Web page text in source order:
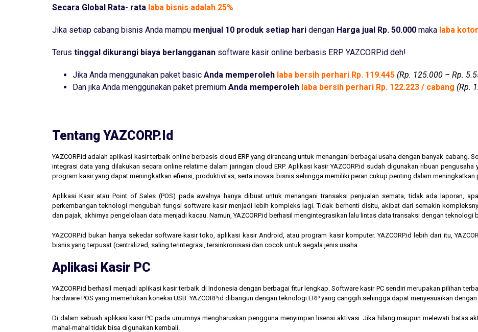
Secara Global Rata- rata laba bisnis adalah 25%
Jika setiap cabang bisnis Anda mampu menjual 10 produk setiap hari dengan Harga jual Rp. 50.000 maka laba
Terus tinggal dikurangi biaya berlangganan software kasir online berbasis ERP YAZCORP.id deh!
Jika Anda menggunakan paket basic Anda memperoleh laba bersih perhari Rp. 119.445 (Rp. 125.000 – Rp.
Dan jika Anda menggunakan paket premium Anda memperoleh laba bersih perhari Rp. 122.223 / cabang (Rp.
Tentang YAZCORP.id
YAZCORP.id adalah aplikasi kasir terbaik online berbasis cloud ERP yang dirancang untuk menangani berbagai usaha dengan banyak cabang.
integrasi data yang dilakukan secara online relatime dalam jaringan cloud ERP. Aplikasi kasir YAZCORP.id sudah digunakan ribuan pengusaha
program kasir yang dapat meningkatkan efiensi, produktivitas, serta inovasi bisnis sehingga memiliki peran cukup penting dalam meningkatkan
Aplikasi Kasir atau Point of Sales (POS) pada awalnya hanya dibuat untuk menangani transaksi penjualan semata, tidak ada laporan,
perkembangan teknologi mengubah fungsi software kasir menjadi lebih kompleks lagi. Tidak berhenti disitu, akibat dari semakin
dan pajak, akhirnya pengelolaan data menjadi kacau. Namun, YAZCORP.id berhasil mengintegrasikan lalu lintas data transaksi dengan teknologi
YAZCORP.id bukan hanya sekedar software kasir toko, aplikasi kasir Android, atau program kasir komputer. YAZCORP.id lebih dari itu,
bisnis yang terpusat (centralized, saling terintegrasi, tersinkronisasi dan cocok untuk segala jenis usaha.
Aplikasi Kasir PC
YAZCORP.id berhasil menjadi aplikasi kasir terbaik di Indonesia dengan berbagai fitur lengkap. Software kasir PC sendiri merupakan pilihan
hardware POS yang memerlukan koneksi USB. YAZCORP.id dibangun dengan teknologi ERP yang canggih sehingga dapat menyesuaikan
Di dalam sebuah aplikasi kasir PC pada umumnya mengharuskan pengguna menyimpan lisensi aktivasi. Jika hilang maupun melewati batas
mahal-mahal tidak bisa digunakan kembali.